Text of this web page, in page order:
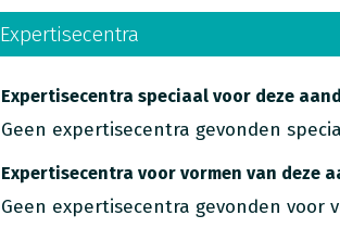
Expertisecentra
Expertisecentra speciaal voor deze
Geen expertisecentra gevonden
Expertisecentra voor vormen van deze
Geen expertisecentra gevonden voor